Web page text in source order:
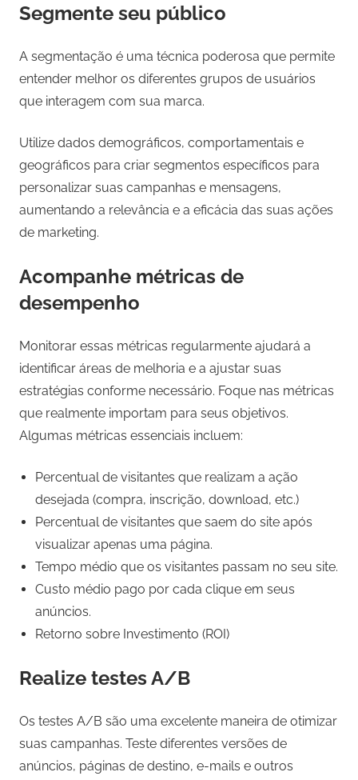
Segmente seu público
A segmentação é uma técnica poderosa que permite
entender melhor os diferentes grupos de usuários
que interagem com sua marca.
Utilize dados demográficos, comportamentais e
geográficos para criar segmentos específicos para
personalizar suas campanhas e mensagens,
aumentando a relevância e a eficácia das suas ações
de marketing.
Acompanhe métricas de
desempenho
Monitorar essas métricas regularmente ajudará a
identificar áreas de melhoria e a ajustar suas
estratégias conforme necessário. Foque nas métricas
que realmente importam para seus objetivos.
Algumas métricas essenciais incluem:
Percentual de visitantes que realizam a ação
desejada (compra, inscrição, download, etc.)
Percentual de visitantes que saem do site após
visualizar apenas uma página.
Tempo médio que os visitantes passam no seu site.
Custo médio pago por cada clique em seus
anúncios.
Retorno sobre Investimento (ROI)
Realize testes A/B
Os testes A/B são uma excelente maneira de otimizar
suas campanhas. Teste diferentes versões de
anúncios, páginas de destino, e-mails e outros